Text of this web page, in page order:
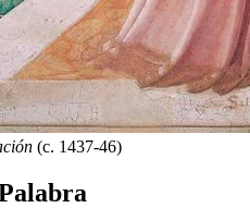
(c. 1437-46)